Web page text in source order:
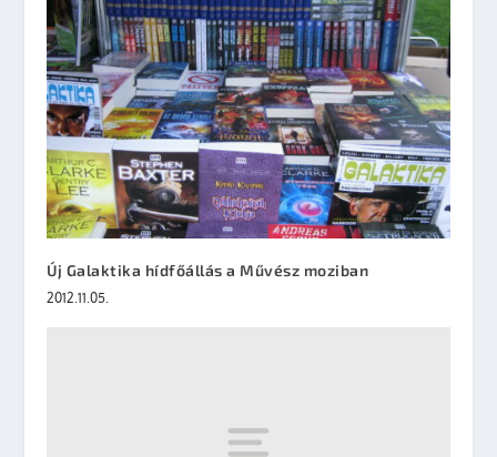
Új Galaktika hídfőállás a Művész moziban
2012.11.05.